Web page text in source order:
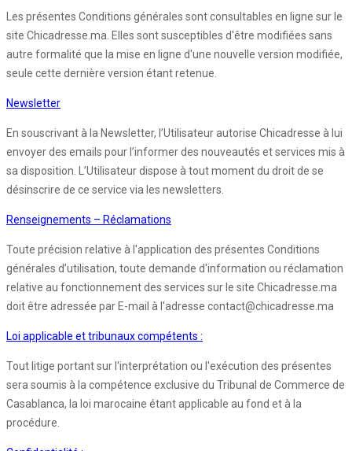
Les présentes Conditions générales sont consultables en ligne sur le
site Chicadresse.ma. Elles sont susceptibles d'être modifiées sans
autre formalité que la mise en ligne d'une nouvelle version modifiée,
seule cette dernière version étant retenue.
Newsletter
En souscrivant à la Newsletter, l’Utilisateur autorise Chicadresse à lui
envoyer des emails pour l’informer des nouveautés et services mis à
sa disposition. L’Utilisateur dispose à tout moment du droit de se
désinscrire de ce service via les newsletters.
Renseignements – Réclamations
Toute précision relative à l'application des présentes Conditions
générales d’utilisation, toute demande d'information ou réclamation
relative au fonctionnement des services sur le site Chicadresse.ma
doit être adressée par E-mail à l'adresse contact@chicadresse.ma
Loi applicable et tribunaux compétents :
Tout litige portant sur l'interprétation ou l'exécution des présentes
sera soumis à la compétence exclusive du Tribunal de Commerce de
Casablanca, la loi marocaine étant applicable au fond et à la
procédure.